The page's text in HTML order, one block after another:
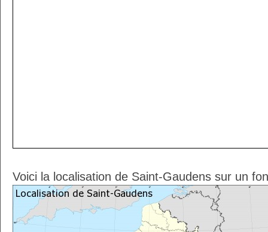
Voici la localisation de Saint-Gaudens sur un